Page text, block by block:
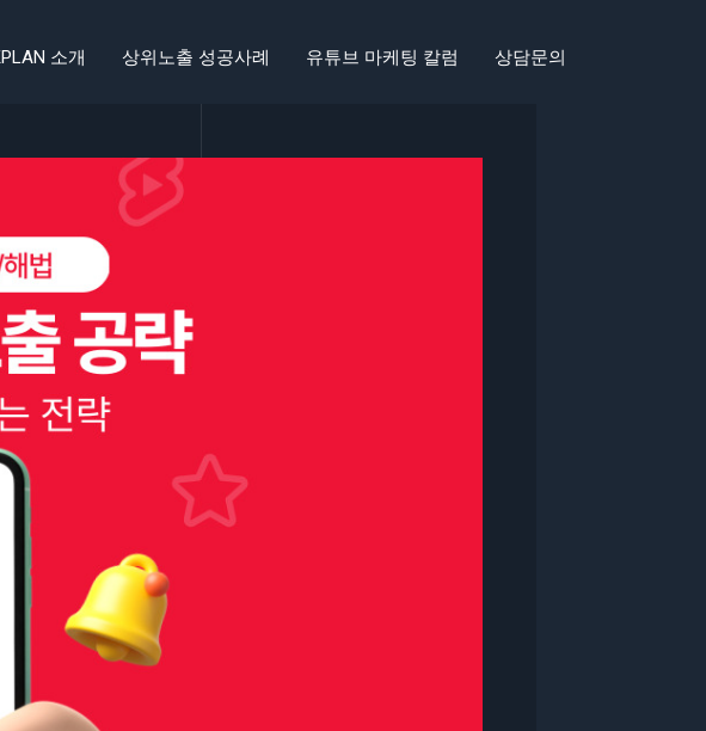
소개 상위노출 성공사례 유튜브 마케팅 칼럼 상담문의